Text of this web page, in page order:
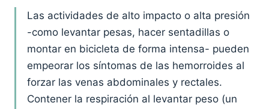
Las actividades de alto impacto o alta presión
-como levantar pesas, hacer sentadillas o
montar en bicicleta de forma intensa- pueden
empeorar los síntomas de las hemorroides al
forzar las venas abdominales y rectales.
Contener la respiración al levantar peso (un